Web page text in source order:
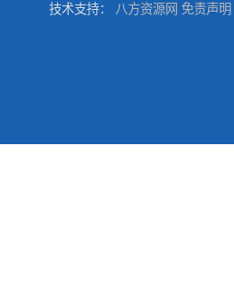
技术支持： 八方资源网 免责声明